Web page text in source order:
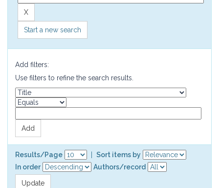
Start a new search
Add filters:
Use filters to refine the search results.
Results/Page
Sort items by
In order
Authors/record